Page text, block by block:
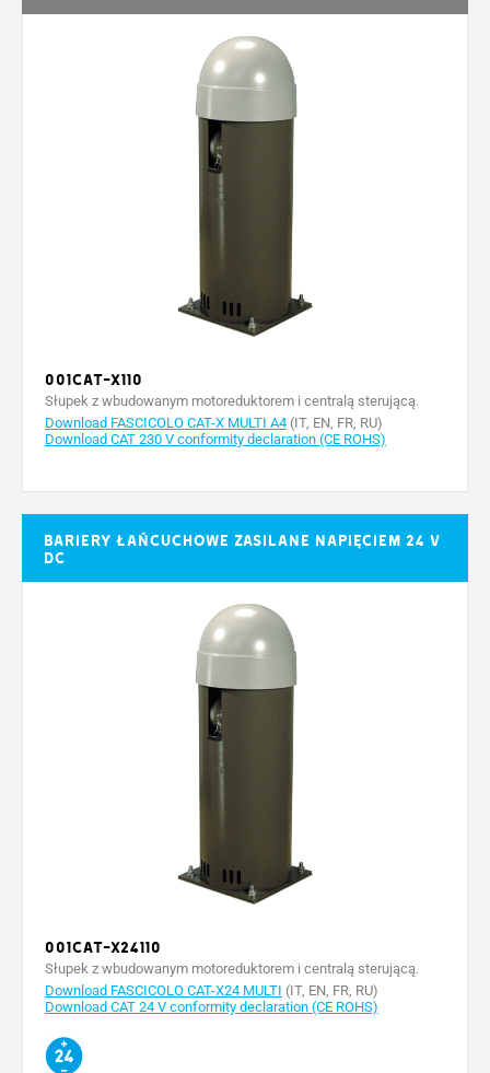
001CAT-X110
Słupek z wbudowanym motoreduktorem i centralą sterującą.
Download FASCICOLO CAT-X MULTI A4 (IT, EN, FR, RU)
Download CAT 230 V conformity declaration (CE ROHS)
Bariery łańcuchowe zasilane napięciem 24 V
DC
001CAT-X24110
Słupek z wbudowanym motoreduktorem i centralą sterującą.
Download FASCICOLO CAT-X24 MULTI (IT, EN, FR, RU)
Download CAT 24 V conformity declaration (CE ROHS)